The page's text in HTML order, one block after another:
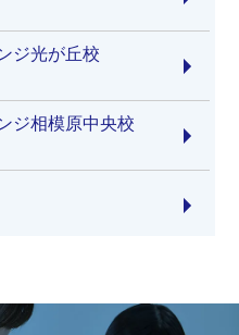
ジ光が丘校
ジ相模原中央校